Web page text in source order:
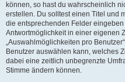
können, so hast du wahrscheinlich
erstellen. Du solltest einen Titel und
die entsprechenden Felder
Antwortmöglichkeit in einer eigenen
„Auswahlmöglichkeiten pro
Benutzer auswählen kann, welches
dabei eine zeitlich unbegrenzte
Stimme ändern können.